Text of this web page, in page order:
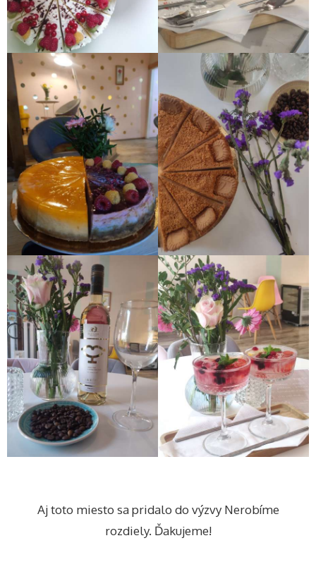
Aj toto miesto sa pridalo do výzvy Nerobíme
rozdiely. Ďakujeme!